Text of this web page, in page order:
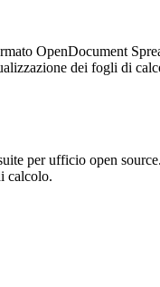
OpenDocument
dei fogli di
per ufficio open
calcolo.